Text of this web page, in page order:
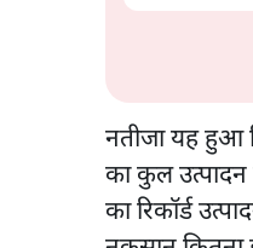
नतीजा यह हुआ
का कुल
का रिकॉर्ड